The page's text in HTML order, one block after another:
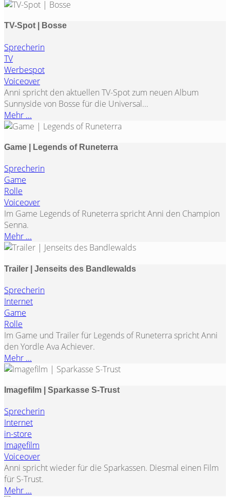
TV-Spot | Bosse
Sprecherin
TV
Werbespot
Voiceover
Anni spricht den aktuellen TV-Spot zum neuen Album
Sunnyside von Bosse für die Universal...
Mehr ...
Game | Legends of Runeterra
Sprecherin
Game
Rolle
Voiceover
Im Game Legends of Runeterra spricht Anni den Champion
Senna.
Mehr ...
Trailer | Jenseits des Bandlewalds
Sprecherin
Internet
Game
Rolle
Im Game und Trailer für Legends of Runeterra spricht Anni
den Yordle Ava Achiever.
Mehr ...
Imagefilm | Sparkasse S-Trust
Sprecherin
Internet
in-store
Imagefilm
Voiceover
Anni spricht wieder für die Sparkassen. Diesmal einen Film
für S-Trust.
Mehr ...